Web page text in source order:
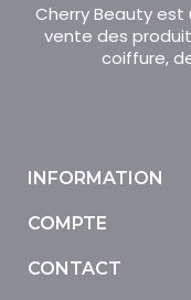
Cherry Beauty
vente des
coiffure,
INFORMATION
COMPTE
CONTACT